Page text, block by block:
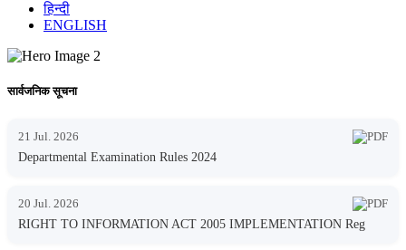
हिन्दी
ENGLISH
सार्वजनिक सूचना
21 Jul. 2026
Departmental Examination Rules 2024
20 Jul. 2026
RIGHT TO INFORMATION ACT 2005 IMPLEMENTATION Reg